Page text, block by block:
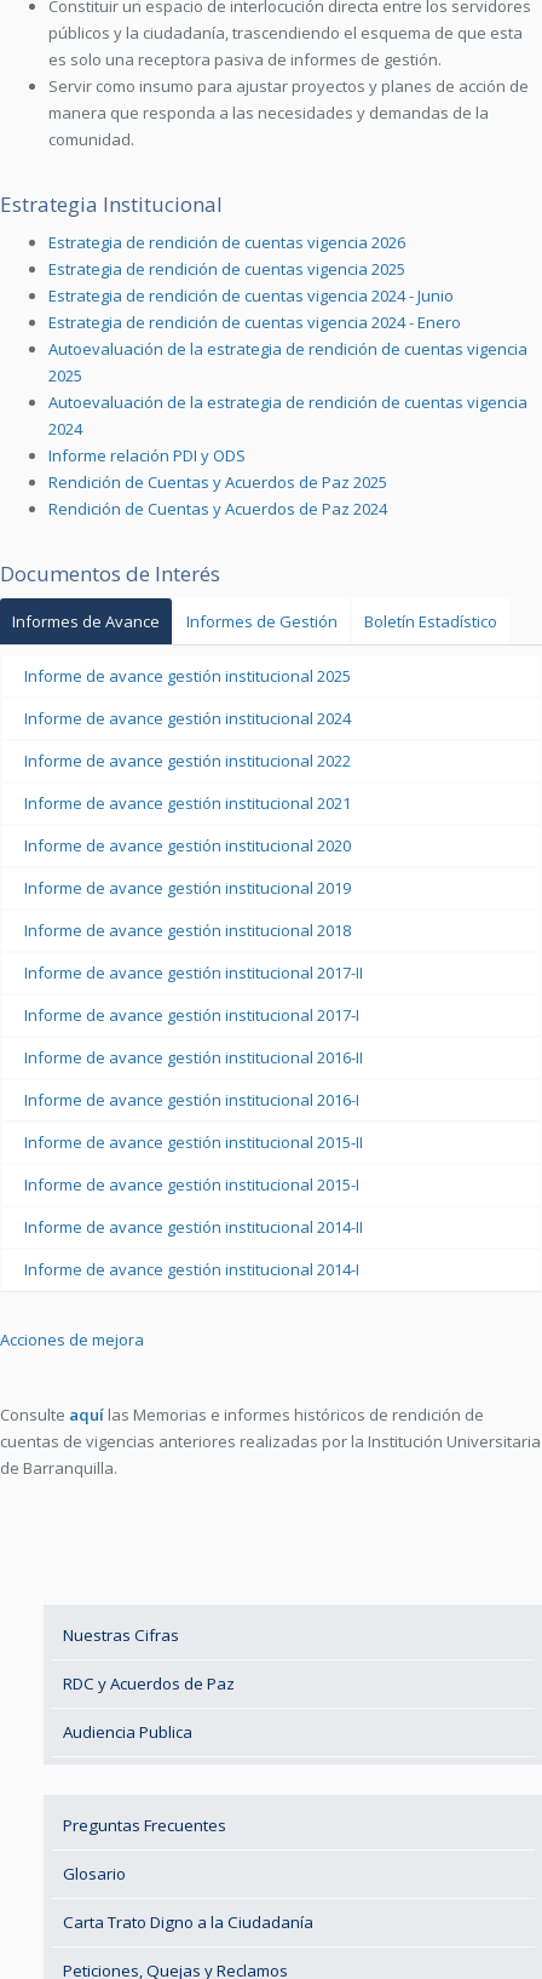
Constituir un espacio de interlocución directa entre los servidores
públicos y la ciudadanía, trascendiendo el esquema de que esta
es solo una receptora pasiva de informes de gestión.
Servir como insumo para ajustar proyectos y planes de acción de
manera que responda a las necesidades y demandas de la
comunidad.
Estrategia Institucional
Estrategia de rendición de cuentas vigencia 2026
Estrategia de rendición de cuentas vigencia 2025
Estrategia de rendición de cuentas vigencia 2024 - Junio
Estrategia de rendición de cuentas vigencia 2024 - Enero
Autoevaluación de la estrategia de rendición de cuentas vigencia
2025
Autoevaluación de la estrategia de rendición de cuentas vigencia
2024
Informe relación PDI y ODS
Rendición de Cuentas y Acuerdos de Paz 2025
Rendición de Cuentas y Acuerdos de Paz 2024
Documentos de Interés
Informes de Avance Informes de Gestión Boletín Estadístico
Informe de avance gestión institucional 2025
Informe de avance gestión institucional 2024
Informe de avance gestión institucional 2022
Informe de avance gestión institucional 2021
Informe de avance gestión institucional 2020
Informe de avance gestión institucional 2019
Informe de avance gestión institucional 2018
Informe de avance gestión institucional 2017-II
Informe de avance gestión institucional 2017-I
Informe de avance gestión institucional 2016-II
Informe de avance gestión institucional 2016-I
Informe de avance gestión institucional 2015-II
Informe de avance gestión institucional 2015-I
Informe de avance gestión institucional 2014-II
Informe de avance gestión institucional 2014-I
Acciones de mejora
Consulte aquí las Memorias e informes históricos de rendición de
cuentas de vigencias anteriores realizadas por la Institución Universitaria
de Barranquilla.
Nuestras Cifras
RDC y Acuerdos de Paz
Audiencia Publica
Preguntas Frecuentes
Glosario
Carta Trato Digno a la Ciudadanía
Peticiones, Quejas y Reclamos